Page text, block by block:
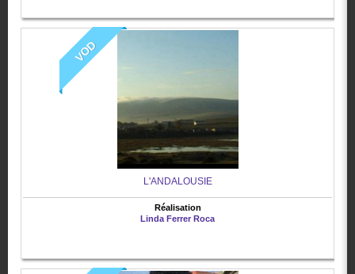
VOD
L'ANDALOUSIE
Réalisation
Linda Ferrer Roca